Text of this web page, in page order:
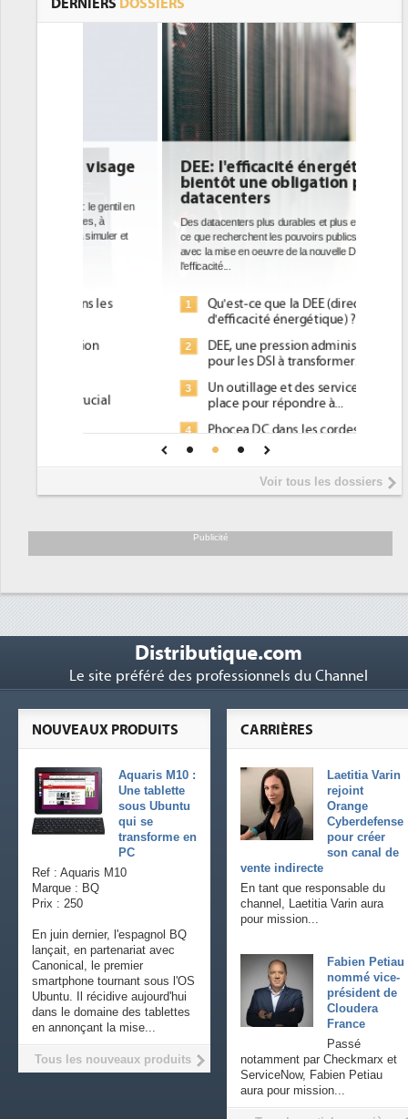
DERNIERS DOSSIERS
DEE: l'efficacité énergétique
bientôt une obligation pour les
datacenters
Des datacenters plus durables et plus efficaces, c'est
ce que recherchent les pouvoirs publics européens
avec la mise en oeuvre de la nouvelle Directive sur
1
Qu'est-ce que la DEE (directive
d'efficacité énergétique) ?
DEE, une pression administrative
pour les DSI à transformer...
Un outillage et des services déjà en
place pour répondre à...
Phocea DC dans les cordes pour la
Interview de Fabrice Coquio,
président de Digital Realty...
soutient les...
Voir tous les dossiers
Publicité
Distributique.com
Le site préféré des professionnels du Channel
CARRIÈRES
Laetitia Varin
rejoint
Orange
Cyberdefense
pour créer
son canal de
vente indirecte
En tant que responsable du
channel, Laetitia Varin aura
pour mission...
Fabien Petiau
nommé vice-
président de
Cloudera
France
Passé
notamment par Checkmarx et
ServiceNow, Fabien Petiau
aura pour mission...
NOUVEAUX PRODUITS
Aquaris M10 :
Une tablette
sous Ubuntu
qui se
transforme en
PC
Ref : Aquaris M10
Marque : BQ
Prix : 250
En juin dernier, l'espagnol BQ
lançait, en partenariat avec
Canonical, le premier
smartphone tournant sous l'OS
Ubuntu. Il récidive aujourd'hui
dans le domaine des tablettes
en annonçant la mise...
Tous les nouveaux produits